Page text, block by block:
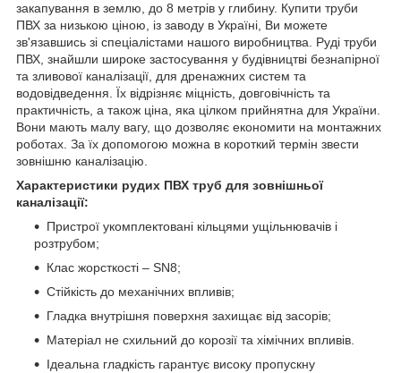
закапування в землю, до 8 метрів у глибину. Купити труби
ПВХ за низькою ціною, із заводу в Україні, Ви можете
зв'язавшись зі спеціалістами нашого виробництва. Руді труби
ПВХ, знайшли широке застосування у будівництві безнапірної
та зливової каналізації, для дренажних систем та
водовідведення. Їх відрізняє міцність, довговічність та
практичність, а також ціна, яка цілком прийнятна для України.
Вони мають малу вагу, що дозволяє економити на монтажних
роботах. За їх допомогою можна в короткий термін звести
зовнішню каналізацію.
Характеристики рудих ПВХ труб для зовнішньої
каналізації:
Пристрої укомплектовані кільцями ущільнювачів і
розтрубом;
Клас жорсткості – SN8;
Стійкість до механічних впливів;
Гладка внутрішня поверхня захищає від засорів;
Матеріал не схильний до корозії та хімічних впливів.
Ідеальна гладкість гарантує високу пропускну